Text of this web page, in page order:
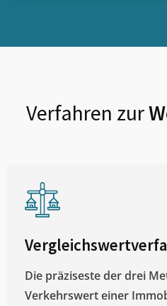
Verfahren zur
Die präziseste der drei
Verkehrswert einer